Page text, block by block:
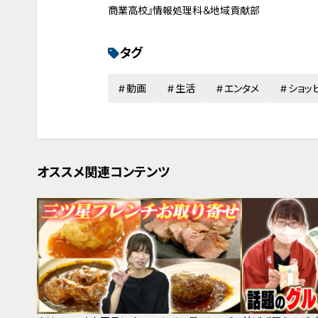
商業高校』情報処理科＆地域貢献部
タグ
動画 生活 エンタメ ショッ
オススメ関連コンテンツ